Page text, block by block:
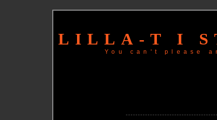
LILLA-T I
You can't please